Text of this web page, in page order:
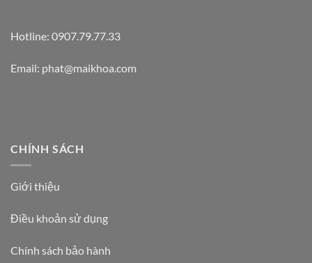
Hotline: 0907.79.77.33
Email: phat@maikhoa.com
CHÍNH SÁCH
Giới thiệu
Điều khoản sử dụng
Chính sách bảo hành